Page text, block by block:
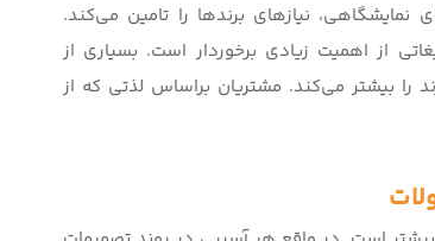
نمایشگاهی، نیازهای برندها را تامین می‌کند.
از اهمیت زیادی برخوردار است. بسیاری از
را بیشتر می‌کند. مشتریان براساس لذتی که از